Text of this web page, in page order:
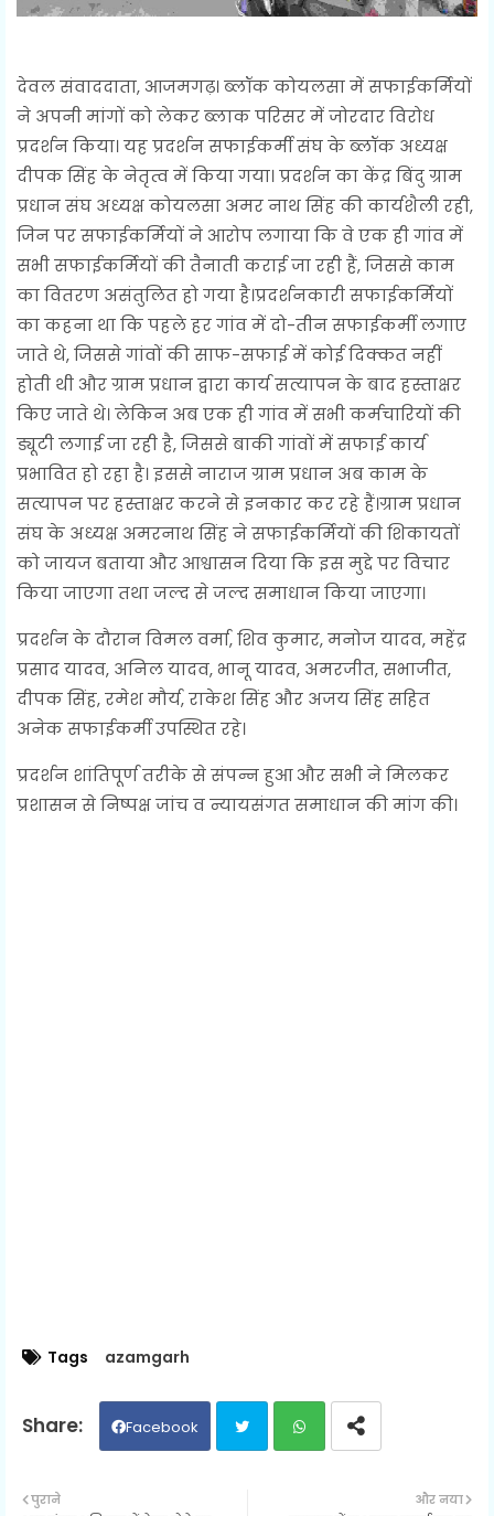
देवल संवाददाता, आजमगढ़। ब्लॉक कोयलसा में सफाईकर्मियों
ने अपनी मांगों को लेकर ब्लाक परिसर में जोरदार विरोध
प्रदर्शन किया। यह प्रदर्शन सफाईकर्मी संघ के ब्लॉक अध्यक्ष
दीपक सिंह के नेतृत्व में किया गया। प्रदर्शन का केंद्र बिंदु ग्राम
प्रधान संघ अध्यक्ष कोयलसा अमर नाथ सिंह की कार्यशैली रही,
जिन पर सफाईकर्मियों ने आरोप लगाया कि वे एक ही गांव में
सभी सफाईकर्मियों की तैनाती कराई जा रही हैं, जिससे काम
का वितरण असंतुलित हो गया है।प्रदर्शनकारी सफाईकर्मियों
का कहना था कि पहले हर गांव में दो-तीन सफाईकर्मी लगाए
जाते थे, जिससे गांवों की साफ-सफाई में कोई दिक्कत नहीं
होती थी और ग्राम प्रधान द्वारा कार्य सत्यापन के बाद हस्ताक्षर
किए जाते थे। लेकिन अब एक ही गांव में सभी कर्मचारियों की
ड्यूटी लगाई जा रही है, जिससे बाकी गांवों में सफाई कार्य
प्रभावित हो रहा है। इससे नाराज ग्राम प्रधान अब काम के
सत्यापन पर हस्ताक्षर करने से इनकार कर रहे हैं।ग्राम प्रधान
संघ के अध्यक्ष अमरनाथ सिंह ने सफाईकर्मियों की शिकायतों
को जायज बताया और आश्वासन दिया कि इस मुद्दे पर विचार
किया जाएगा तथा जल्द से जल्द समाधान किया जाएगा।
प्रदर्शन के दौरान विमल वर्मा, शिव कुमार, मनोज यादव, महेंद्र
प्रसाद यादव, अनिल यादव, भानू यादव, अमरजीत, सभाजीत,
दीपक सिंह, रमेश मौर्य, राकेश सिंह और अजय सिंह सहित
अनेक सफाईकर्मी उपस्थित रहे।
प्रदर्शन शांतिपूर्ण तरीके से संपन्न हुआ और सभी ने मिलकर
प्रशासन से निष्पक्ष जांच व न्यायसंगत समाधान की मांग की।
Tags azamgarh
Facebook
और नया
पुराने